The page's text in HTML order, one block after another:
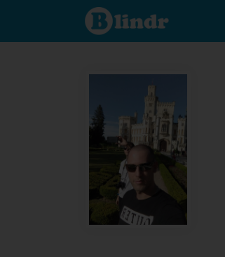
Poznej co je
pod maskou.
Seznamovací